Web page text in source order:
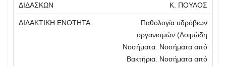
Κ. ΠΟΥΛΟΣ
Παθολογία υδρόβιων
οργανισμών (Λoιμώδη
Νοσήματα. Νοσήματα από
Βακτήρια. Νοσήματα από